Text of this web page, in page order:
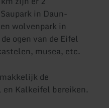
in Daun-
wolvenpark in
ogen van de Eifel
musea, etc.
de
Kalkeifel bereiken.